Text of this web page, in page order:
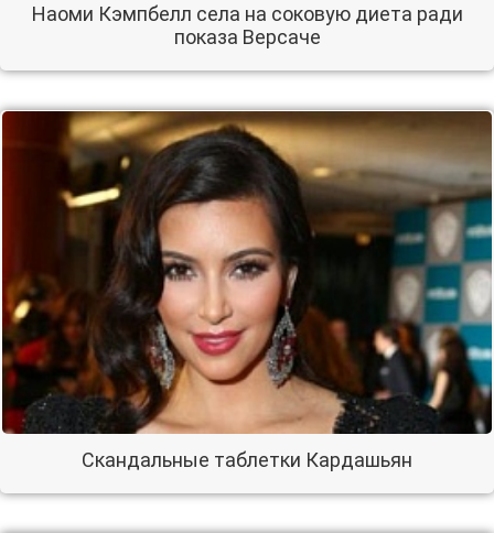
Наоми Кэмпбелл села на соковую диета ради
показа Версаче
Скандальные таблетки Кардашьян